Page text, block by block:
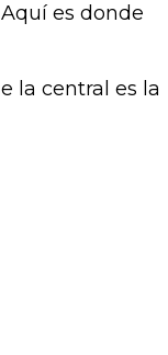
es donde
la central es la